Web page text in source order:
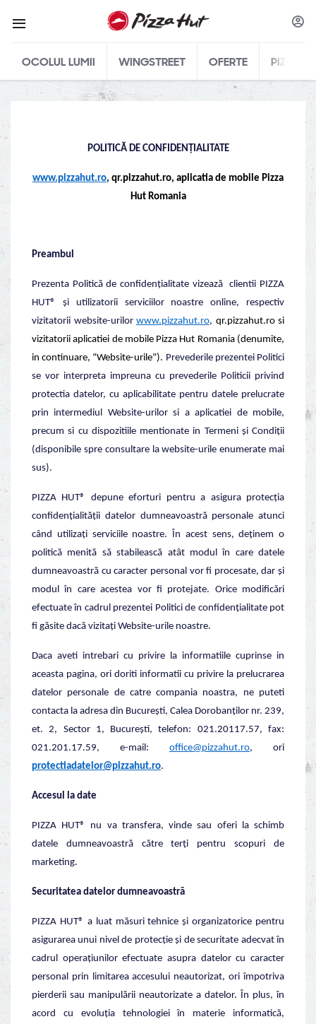
OCOLUL LUMII WINGSTREET OFERTE PIZZA
POLITICĂ DE CONFIDENȚIALITATE
www.pizzahut.ro, qr.pizzahut.ro, aplicatia de mobile Pizza
Hut Romania
Preambul
Prezenta Politică de confidențialitate vizează clientii PIZZA
HUT® şi utilizatorii serviciilor noastre online, respectiv
vizitatorii website-urilor www.pizzahut.ro, qr.pizzahut.ro si
vizitatorii aplicatiei de mobile Pizza Hut Romania (denumite,
in continuare, “Website-urile”). Prevederile prezentei Politici
se vor interpreta impreuna cu prevederile Politicii privind
protectia datelor, cu aplicabilitate pentru datele prelucrate
prin intermediul Website-urilor si a aplicatiei de mobile,
precum si cu dispozitiile mentionate in Termeni și Condiții
(disponibile spre consultare la website-urile enumerate mai
sus).
PIZZA HUT® depune eforturi pentru a asigura protecția
confidențialității datelor dumneavoastră personale atunci
când utilizați serviciile noastre. În acest sens, deținem o
politică menită să stabilească atât modul în care datele
dumneavoastră cu caracter personal vor fi procesate, dar și
modul în care acestea vor fi protejate. Orice modificări
efectuate în cadrul prezentei Politici de confidențialitate pot
fi găsite dacă vizitați Website-urile noastre.
Daca aveti intrebari cu privire la informatiile cuprinse in
aceasta pagina, ori doriti informatii cu privire la prelucrarea
datelor personale de catre compania noastra, ne puteti
contacta la adresa din București, Calea Dorobanților nr. 239,
et. 2, Sector 1, București, telefon: 021.20117.57, fax:
021.201.17.59, e-mail: office@pizzahut.ro, ori
protectiadatelor@pizzahut.ro.
Accesul la date
PIZZA HUT® nu va transfera, vinde sau oferi la schimb
datele dumneavoastră către terți pentru scopuri de
marketing.
Securitatea datelor dumneavoastră
PIZZA HUT® a luat măsuri tehnice şi organizatorice pentru
asigurarea unui nivel de protecție și de securitate adecvat în
cadrul operațiunilor efectuate asupra datelor cu caracter
personal prin limitarea accesului neautorizat, ori împotriva
pierderii sau manipulării neautorizate a datelor. În plus, în
acord cu evoluția tehnologiei în materie informatică,